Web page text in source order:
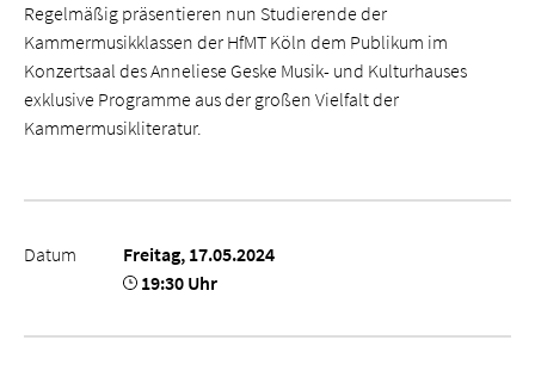
Regelmäßig präsentieren nun Studierende der
Kammermusikklassen der HfMT Köln dem Publikum im
Konzertsaal des Anneliese Geske Musik- und Kulturhauses
exklusive Programme aus der großen Vielfalt der
Kammermusikliteratur.
Datum
Freitag, 17.05.2024
19:30 Uhr